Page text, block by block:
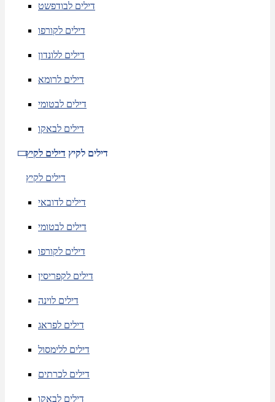
דילים לבודפשט
דילים לקורפו
דילים ללונדון
דילים לרומא
דילים לבטומי
דילים לבאקו
דילים לקיץ דילים לקיץ
דילים לקיץ
דילים לדובאי
דילים לבטומי
דילים לקורפו
דילים לקפריסין
דילים לוינה
דילים לפראג
דילים ללימסול
דילים לכרתים
דילים לבאקו